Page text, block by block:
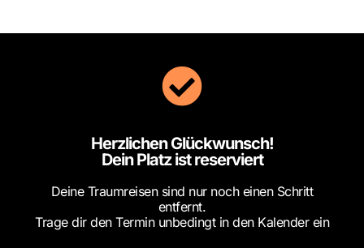
Herzlichen Glückwunsch!
Dein Platz ist reserviert
Deine Traumreisen sind nur noch einen Schritt
entfernt.
Trage dir den Termin unbedingt in den Kalender ein